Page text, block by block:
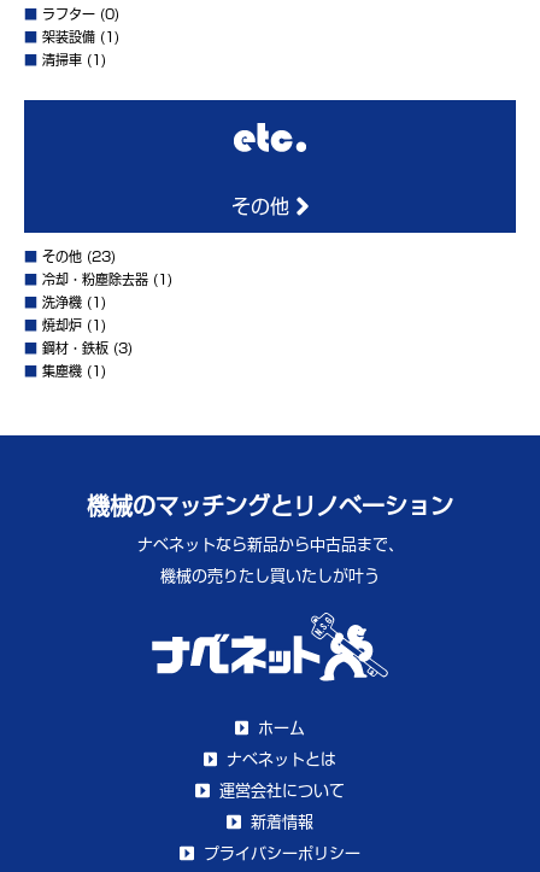
ラフター (0)
架装設備 (1)
清掃車 (1)
その他
その他 (23)
冷却・粉塵除去器 (1)
洗浄機 (1)
焼却炉 (1)
鋼材・鉄板 (3)
集塵機 (1)
機械のマッチングとリノベーション
ナベネットなら新品から中古品まで、
機械の売りたし買いたしが叶う
ホーム
ナベネットとは
運営会社について
新着情報
プライバシーポリシー